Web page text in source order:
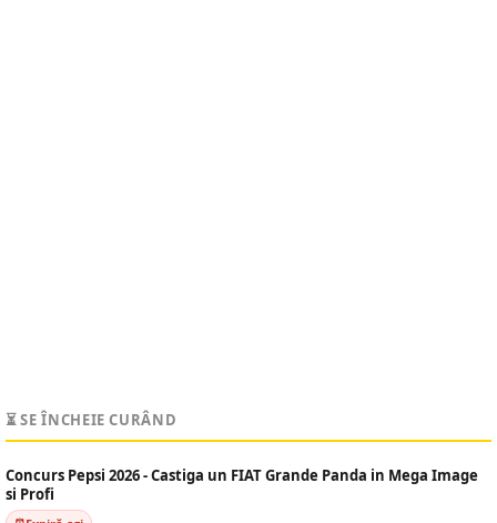
⏳ SE ÎNCHEIE CURÂND
Concurs Pepsi 2026 - Castiga un FIAT Grande Panda in Mega Image
si Profi